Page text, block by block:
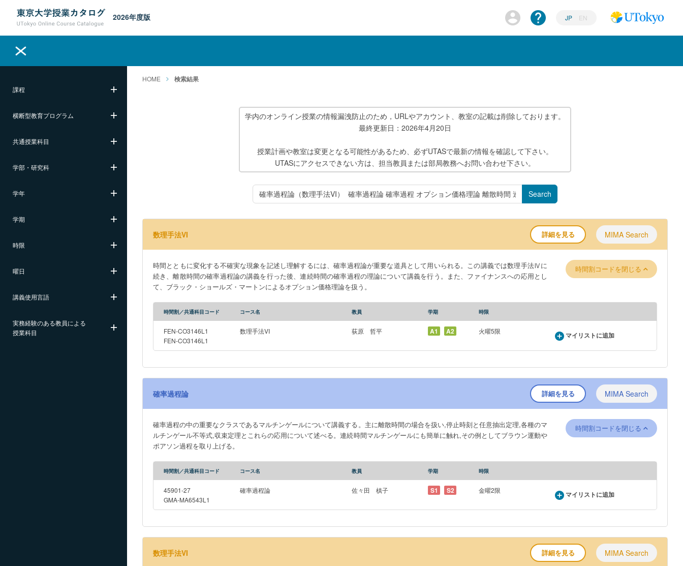
2026年度版 JP EN
課程
横断型教育プログラム
共通授業科目
学部・研究科
学年
学期
時限
曜日
講義使用言語
実務経験のある教員による
授業科目
HOME 検索結果
学内のオンライン授業の情報漏洩防止のため，URLやアカウント、教室の記載は削除しております。
最終更新日：2026年4月20日
授業計画や教室は変更となる可能性があるため、必ずUTASで最新の情報を確認して下さい。
UTASにアクセスできない方は、担当教員または部局教務へお問い合わせ下さい。
Search
数理手法VI 詳細を見る MIMA Search
時間とともに変化する不確実な現象を記述し理解するには、確率過程論が重要な道具として用いられる。この講義では数理手法Ⅳに
続き、離散時間の確率過程論の講義を行った後、連続時間の確率過程の理論について講義を行う。また、ファイナンスへの応用とし
て、ブラック・ショールズ・マートンによるオプション価格理論を扱う。
時間割コードを閉じる
時間割／共通科目コード コース名 教員 学期 時限
FEN-CO3146L1
FEN-CO3146L1
数理手法VI 荻原 哲平 A1 A2 火曜5限 マイリストに追加
確率過程論 詳細を見る MIMA Search
確率過程の中の重要なクラスであるマルチンゲールについて講義する。主に離散時間の場合を扱い,停止時刻と任意抽出定理,各種のマ
ルチンゲール不等式,収束定理とこれらの応用について述べる。連続時間マルチンゲールにも簡単に触れ,その例としてブラウン運動や
ポアソン過程を取り上げる。
時間割コードを閉じる
時間割／共通科目コード コース名 教員 学期 時限
45901-27
GMA-MA6543L1
確率過程論 佐々田 槙子 S1 S2 金曜2限 マイリストに追加
数理手法VI 詳細を見る MIMA Search